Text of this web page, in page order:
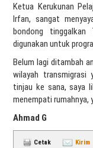
Ketua Kerukunan
Irfan, sangat
bondong
digunakan untuk
Belum lagi ditambah
wilayah transmigrasi
tinjau ke sana, saya
menempati rumahnya,
Ahmad G
Cetak Kirim